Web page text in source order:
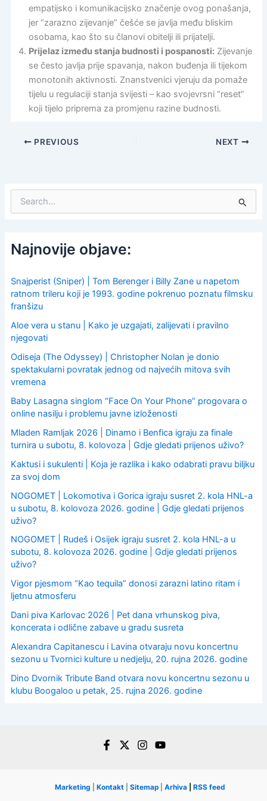
empatijsko i komunikacijsko značenje ovog ponašanja,
jer “zarazno zijevanje” češće se javlja među bliskim
osobama, kao što su članovi obitelji ili prijatelji.
Prijelaz između stanja budnosti i pospanosti:Zijevanje
se često javlja prije spavanja, nakon buđenja ili tijekom
monotonih aktivnosti. Znanstvenici vjeruju da pomaže
tijelu u regulaciji stanja svijesti – kao svojevrsni “reset”
koji tijelo priprema za promjenu razine budnosti.
PREVIOUS NEXT
c
h
o
r
:
Najnovije objave:
Snajperist (Sniper) | Tom Berenger i Billy Zane u napetom
ratnom trileru koji je 1993. godine pokrenuo poznatu filmsku
franšizu
Aloe vera u stanu | Kako je uzgajati, zalijevati i pravilno
njegovati
Odiseja (The Odyssey) | Christopher Nolan je donio
spektakularni povratak jednog od najvećih mitova svih
vremena
Baby Lasagna singlom “Face On Your Phone” progovara o
online nasilju i problemu javne izloženosti
Mladen Ramljak 2026 | Dinamo i Benfica igraju za finale
turnira u subotu, 8. kolovoza | Gdje gledati prijenos uživo?
Kaktusi i sukulenti | Koja je razlika i kako odabrati pravu biljku
za svoj dom
NOGOMET | Lokomotiva i Gorica igraju susret 2. kola HNL-a
u subotu, 8. kolovoza 2026. godine | Gdje gledati prijenos
uživo?
NOGOMET | Rudeš i Osijek igraju susret 2. kola HNL-a u
subotu, 8. kolovoza 2026. godine | Gdje gledati prijenos
uživo?
Vigor pjesmom “Kao tequila” donosi zarazni latino ritam i
ljetnu atmosferu
Dani piva Karlovac 2026 | Pet dana vrhunskog piva,
koncerata i odlične zabave u gradu susreta
Alexandra Capitanescu i Lavina otvaraju novu koncertnu
sezonu u Tvornici kulture u nedjelju, 20. rujna 2026. godine
Dino Dvornik Tribute Band otvara novu koncertnu sezonu u
klubu Boogaloo u petak, 25. rujna 2026. godine
Marketing Kontakt Sitemap Arhiva RSS feed